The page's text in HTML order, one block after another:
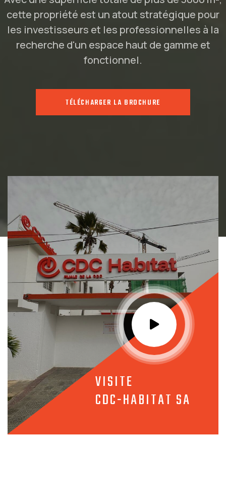
cette propriété est un atout stratégique pour
les investisseurs et les professionnelles à la
recherche d'un espace haut de gamme et
fonctionnel.
TÉLÉCHARGER LA BROCHURE
VISITE
CDC-HABITAT SA